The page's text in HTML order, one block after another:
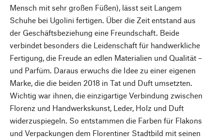
Mensch mit sehr großen Füßen), lässt seit Langem
Schuhe bei Ugolini fertigen. Über die Zeit entstand aus
der Geschäftsbeziehung eine Freundschaft. Beide
verbindet besonders die Leidenschaft für handwerkliche
Fertigung, die Freude an edlen Materialien und Qualität –
und Parfüm. Daraus erwuchs die Idee zu einer eigenen
Marke, die die beiden 2018 in Tat und Duft umsetzten.
Wichtig war ihnen, die einzigartige Verbindung zwischen
Florenz und Handwerkskunst, Leder, Holz und Duft
widerzuspiegeln. So entstammen die Farben für Flakons
und Verpackungen dem Florentiner Stadtbild mit seinen